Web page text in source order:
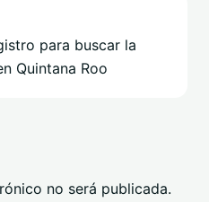
para buscar la
Quintana Roo
no será publicada.